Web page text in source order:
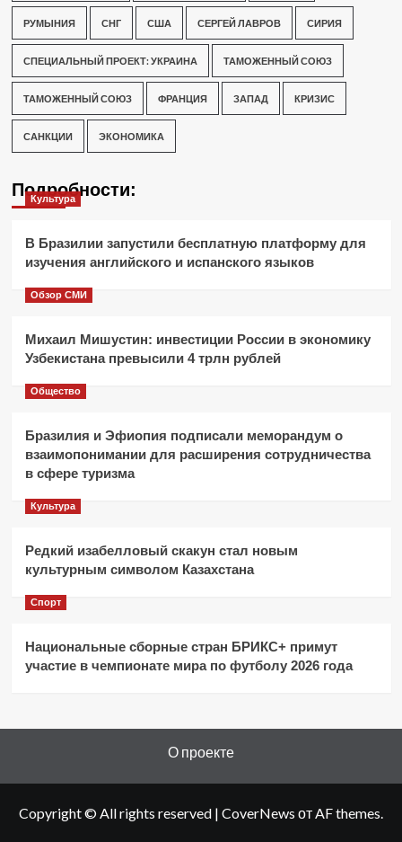
РУМЫНИЯ СНГ США СЕРГЕЙ ЛАВРОВ СИРИЯ
СПЕЦИАЛЬНЫЙ ПРОЕКТ: УКРАИНА ТАМОЖЕННЫЙ СОЮЗ
ТАМОЖЕННЫЙ СОЮЗ ФРАНЦИЯ ЗАПАД КРИЗИС
САНКЦИИ ЭКОНОМИКА
Подробности:
Культура
В Бразилии запустили бесплатную платформу для
изучения английского и испанского языков
Обзор СМИ
Михаил Мишустин: инвестиции России в экономику
Узбекистана превысили 4 трлн рублей
Общество
Бразилия и Эфиопия подписали меморандум о
взаимопонимании для расширения сотрудничества
в сфере туризма
Культура
Редкий изабелловый скакун стал новым
культурным символом Казахстана
Спорт
Национальные сборные стран БРИКС+ примут
участие в чемпионате мира по футболу 2026 года
О проекте
Copyright © All rights reserved | CoverNews от AF themes.